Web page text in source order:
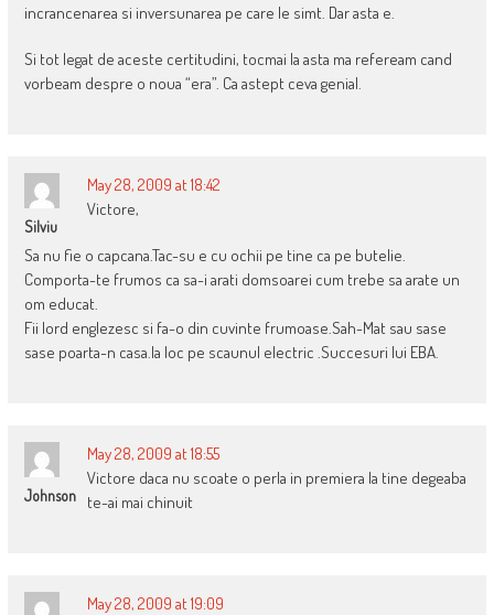
incrancenarea si inversunarea pe care le simt. Dar asta e.
Si tot legat de aceste certitudini, tocmai la asta ma refeream cand
vorbeam despre o noua “era”. Ca astept ceva genial.
Silviu
May 28, 2009 at 18:42
Victore,
Sa nu fie o capcana.Tac-su e cu ochii pe tine ca pe butelie.
Comporta-te frumos ca sa-i arati domsoarei cum trebe sa arate un
om educat.
Fii lord englezesc si fa-o din cuvinte frumoase.Sah-Mat sau sase
sase poarta-n casa.Ia loc pe scaunul electric .Succesuri lui EBA.
Johnson
May 28, 2009 at 18:55
Victore daca nu scoate o perla in premiera la tine degeaba
te-ai mai chinuit
May 28, 2009 at 19:09